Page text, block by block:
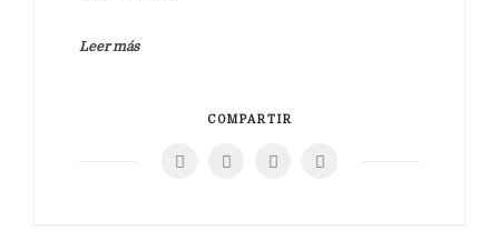
Leer más
COMPARTIR